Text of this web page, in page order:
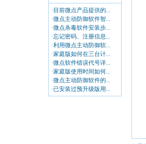
·目前微点产品提供的...
·微点主动防御软件智...
·微点杀毒软件安装步...
·忘记密码、注册信息...
·利用微点主动防御软...
·家庭版如何在三台计...
·微点软件错误代号详...
·家庭版使用时间如何...
·微点主动防御软件的...
·已安装过预升级版用...